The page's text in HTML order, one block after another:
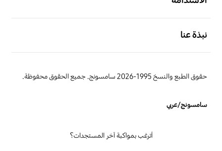
نبذة عنا
حقوق الطبع والنسخ 1995-2026 سامسونج. جميع الحقوق محفوظة.
سامسونج/عربي
أترغب بمواكبة آخر المستجدات؟